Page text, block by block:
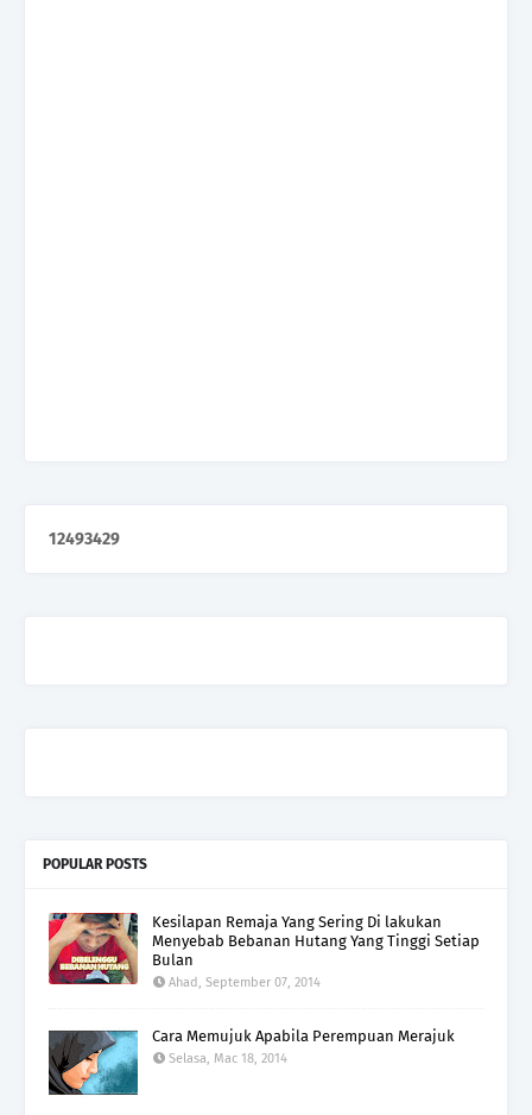
12493429
POPULAR POSTS
Kesilapan Remaja Yang Sering Di lakukan
Menyebab Bebanan Hutang Yang Tinggi Setiap
Bulan
Ahad, September 07, 2014
Cara Memujuk Apabila Perempuan Merajuk
Selasa, Mac 18, 2014